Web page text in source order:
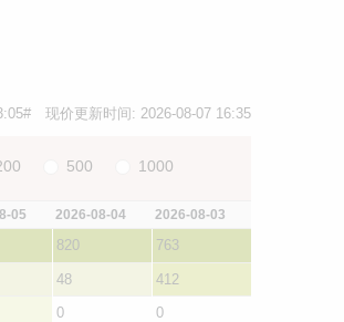
# 现价更新时间: 2026-08-07 16:35
500 1000
05 2026-08-04 2026-08-03
820
763
48
412
0
0